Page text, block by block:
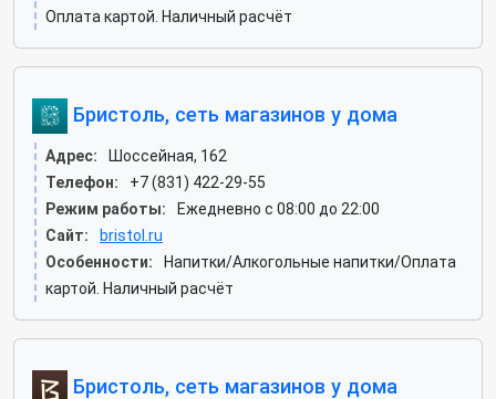
Оплата картой. Наличный расчёт
Бристоль, сеть магазинов у дома
Адрес:
Шоссейная, 162
Телефон:
+7 (831) 422-29-55
Режим работы:
Ежедневно с 08:00 до 22:00
Сайт:
bristol.ru
Особенности:
Напитки/Алкогольные напитки/Оплата
картой. Наличный расчёт
Бристоль, сеть магазинов у дома